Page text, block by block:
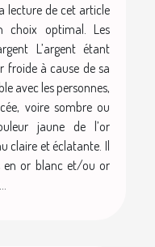
lecture de cet article
choix optimal. Les
L’argent étant
froide à cause de sa
avec les personnes,
voire sombre ou
jaune de l’or
claire et éclatante. Il
en or blanc et/ou or